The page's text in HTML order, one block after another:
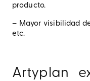
producto.
– Mayor visibilidad
etc.
Artyplan